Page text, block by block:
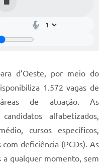
Civil (OSC)
d’Oeste, por meio do
1.572 vagas de
de atuação. As
alfabetizados,
cursos específicos,
deficiência (PCDs). As
a qualquer momento, sem